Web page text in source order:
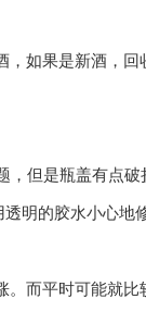
如果是新酒，
但是瓶盖有点
明的胶水小心地
而平时可能就